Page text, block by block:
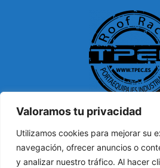
Valoramos tu privacidad
Utilizamos cookies para mejorar su
navegación, ofrecer anuncios o
y analizar nuestro tráfico. Al hacer
industriales, barras de techo,